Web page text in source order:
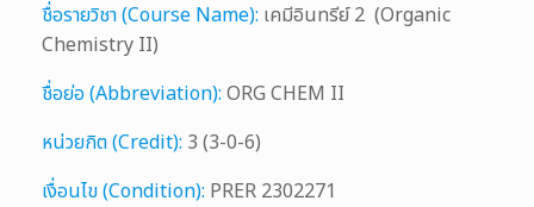
ชื่อรายวิชา (Course Name): เคมีอินทรีย์ 2 (Organic
Chemistry II)
ชื่อย่อ (Abbreviation): ORG CHEM II
หน่วยกิต (Credit): 3 (3-0-6)
เงื่อนไข (Condition): PRER 2302271